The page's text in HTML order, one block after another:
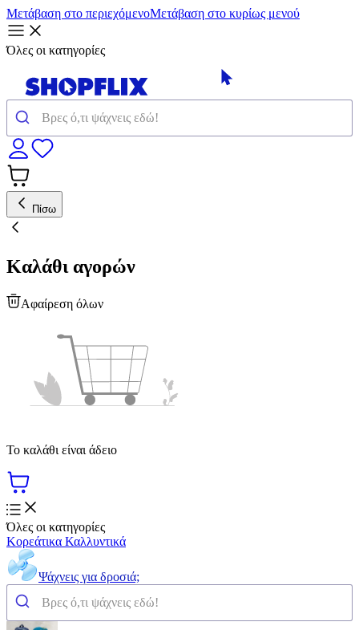
Μετάβαση στο περιεχόμενοΜετάβαση στο κυρίως μενού
Όλες οι κατηγορίες
Πίσω
Καλάθι αγορών
Αφαίρεση όλων
Το καλάθι είναι άδειο
Όλες οι κατηγορίες
Κορεάτικα Καλλυντικά
Ψάχνεις για δροσιά;